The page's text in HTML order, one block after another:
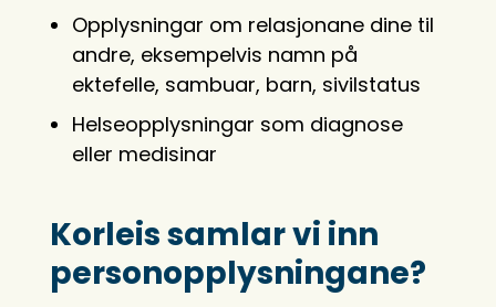
Opplysningar om relasjonane dine til
andre, eksempelvis namn på
ektefelle, sambuar, barn, sivilstatus
Helseopplysningar som diagnose
eller medisinar
Korleis samlar vi inn
personopplysningane?